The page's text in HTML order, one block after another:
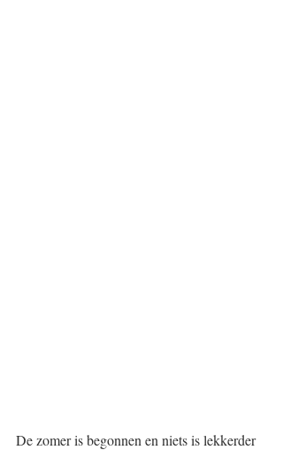
De zomer is begonnen en niets is lekkerder